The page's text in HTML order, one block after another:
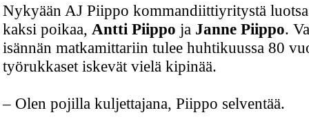
Nykyään AJ Piippo kommandiittiyritystä
kaksi poikaa, Antti Piippo ja Janne Piippo.
isännän matkamittariin tulee huhtikuussa 80
työrukkaset iskevät vielä kipinää.
– Olen pojilla kuljettajana, Piippo selventää.